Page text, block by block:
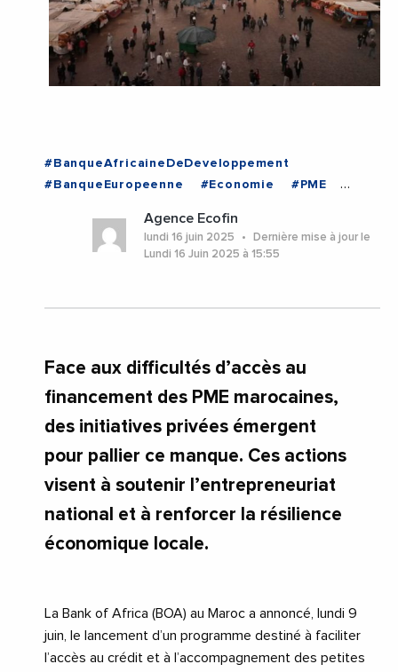
#BanqueAfricaineDeDeveloppement
#BanqueEuropeenne
#Economie
#PME
Agence Ecofin
lundi 16 juin 2025
Dernière mise à jour le
Lundi 16 Juin 2025 à 15:55
Face aux difficultés d’accès au
financement des PME marocaines,
des initiatives privées émergent
pour pallier ce manque. Ces actions
visent à soutenir l’entrepreneuriat
national et à renforcer la résilience
économique locale.
La Bank of Africa (BOA) au Maroc a annoncé, lundi 9
juin, le lancement d’un programme destiné à faciliter
l’accès au crédit et à l’accompagnement des petites